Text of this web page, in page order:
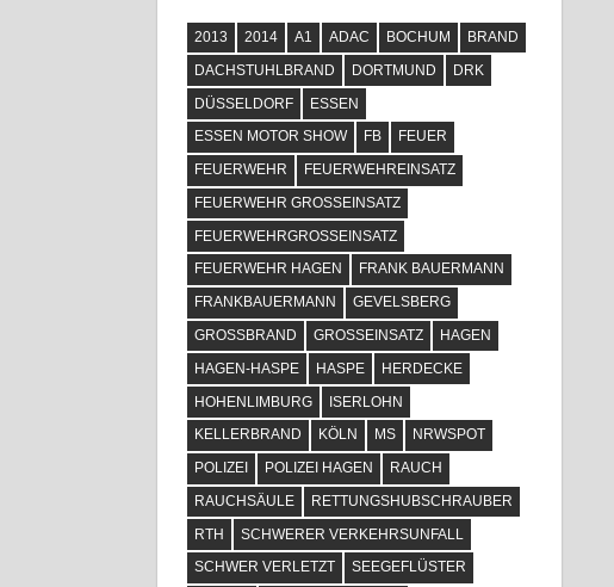
2013 2014 A1 ADAC BOCHUM
BRAND
DACHSTUHLBRAND
DORTMUND
DRK
DÜSSELDORF
ESSEN
ESSEN MOTOR SHOW
FB
FEUER
FEUERWEHR
FEUERWEHREINSATZ
FEUERWEHR GROSSEINSATZ
FEUERWEHRGROSSEINSATZ
FEUERWEHR HAGEN
FRANK BAUERMANN
FRANKBAUERMANN
GEVELSBERG
GROSSBRAND
GROSSEINSATZ
HAGEN
HAGEN-HASPE
HASPE
HERDECKE
HOHENLIMBURG
ISERLOHN
KELLERBRAND
KÖLN MS
NRWSPOT
POLIZEI
POLIZEI HAGEN
RAUCH
RAUCHSÄULE
RETTUNGSHUBSCHRAUBER
RTH
SCHWERER VERKEHRSUNFALL
SCHWER VERLETZT
SEEGEFLÜSTER